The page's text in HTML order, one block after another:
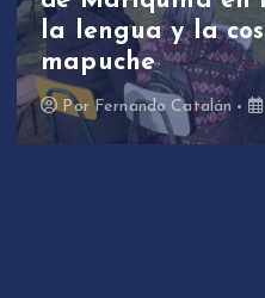
la lengua y la
mapuche
Por Fernando Catalán